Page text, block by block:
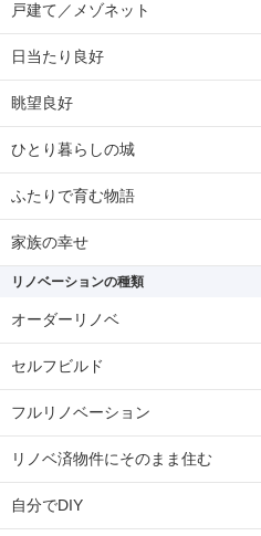
戸建て／メゾネット
日当たり良好
眺望良好
ひとり暮らしの城
ふたりで育む物語
家族の幸せ
リノベーションの種類
オーダーリノベ
セルフビルド
フルリノベーション
リノベ済物件にそのまま住む
自分でDIY